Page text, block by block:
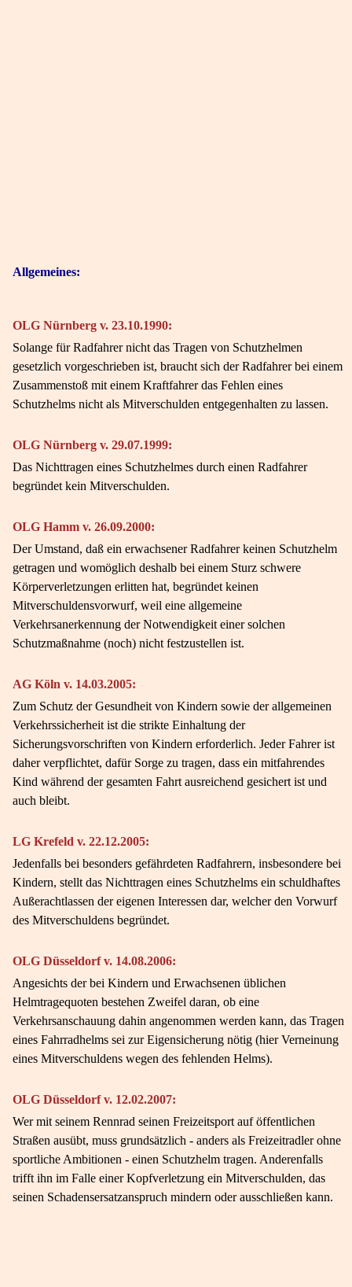
Allgemeines:
OLG Nürnberg v. 23.10.1990:
Solange für Radfahrer nicht das Tragen von Schutzhelmen
gesetzlich vorgeschrieben ist, braucht sich der Radfahrer bei einem
Zusammenstoß mit einem Kraftfahrer das Fehlen eines
Schutzhelms nicht als Mitverschulden entgegenhalten zu lassen.
OLG Nürnberg v. 29.07.1999:
Das Nichttragen eines Schutzhelmes durch einen Radfahrer
begründet kein Mitverschulden.
OLG Hamm v. 26.09.2000:
Der Umstand, daß ein erwachsener Radfahrer keinen Schutzhelm
getragen und womöglich deshalb bei einem Sturz schwere
Körperverletzungen erlitten hat, begründet keinen
Mitverschuldensvorwurf, weil eine allgemeine
Verkehrsanerkennung der Notwendigkeit einer solchen
Schutzmaßnahme (noch) nicht festzustellen ist.
AG Köln v. 14.03.2005:
Zum Schutz der Gesundheit von Kindern sowie der allgemeinen
Verkehrssicherheit ist die strikte Einhaltung der
Sicherungsvorschriften von Kindern erforderlich. Jeder Fahrer ist
daher verpflichtet, dafür Sorge zu tragen, dass ein mitfahrendes
Kind während der gesamten Fahrt ausreichend gesichert ist und
auch bleibt.
LG Krefeld v. 22.12.2005:
Jedenfalls bei besonders gefährdeten Radfahrern, insbesondere bei
Kindern, stellt das Nichttragen eines Schutzhelms ein schuldhaftes
Außerachtlassen der eigenen Interessen dar, welcher den Vorwurf
des Mitverschuldens begründet.
OLG Düsseldorf v. 14.08.2006:
Angesichts der bei Kindern und Erwachsenen üblichen
Helmtragequoten bestehen Zweifel daran, ob eine
Verkehrsanschauung dahin angenommen werden kann, das Tragen
eines Fahrradhelms sei zur Eigensicherung nötig (hier Verneinung
eines Mitverschuldens wegen des fehlenden Helms).
OLG Düsseldorf v. 12.02.2007:
Wer mit seinem Rennrad seinen Freizeitsport auf öffentlichen
Straßen ausübt, muss grundsätzlich - anders als Freizeitradler ohne
sportliche Ambitionen - einen Schutzhelm tragen. Anderenfalls
trifft ihn im Falle einer Kopfverletzung ein Mitverschulden, das
seinen Schadensersatzanspruch mindern oder ausschließen kann.